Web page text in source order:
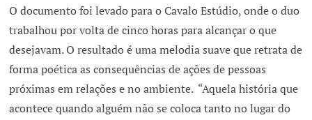
O documento foi levado para o Cavalo Estúdio, onde o duo
trabalhou por volta de cinco horas para alcançar o que
desejavam. O resultado é uma melodia suave que retrata de
forma poética as consequências de ações de pessoas
próximas em relações e no ambiente. “Aquela história que
acontece quando alguém não se coloca tanto no lugar do